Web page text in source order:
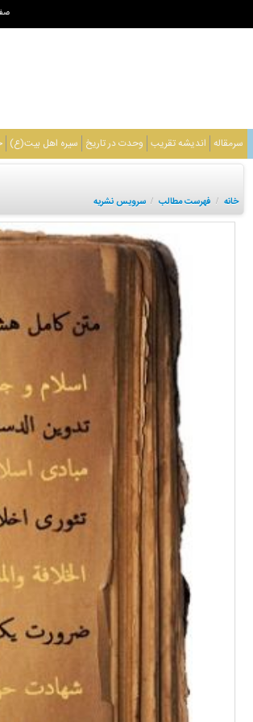
سرمقاله اندیشه تقریب وحدت در تاریخ سیره اهل بیت(ع)
خانه / فهرست مطالب / سرویس نشریه